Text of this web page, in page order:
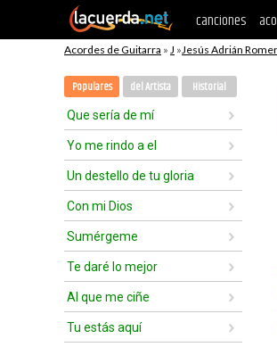
canciones
Acordes de Guitarra » J »Jesús Adrián
Populares del Artista Historial
Que sería de mí
Yo me rindo a el
Un destello de tu gloria
Con mi Dios
Sumérgeme
Te daré lo mejor
Al que me ciñe
Tu estás aquí